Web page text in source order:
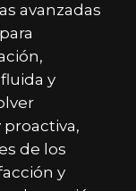
avanzadas
y
de los
y